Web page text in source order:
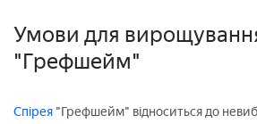
Умови для
"Грефшейм"
Спірея "Грефшейм" відноситься до